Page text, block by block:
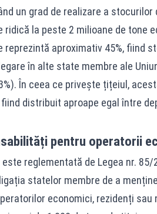
un grad de realizare a stocurilor
la peste 2 milioane de tone
aproximativ 45%, fiind
în alte state membre ale
În ceea ce privește țițeiul,
distribuit aproape egal între
pentru operatorii
reglementată de Legea nr. 85/
statelor membre de a
economici, rezidenți sau